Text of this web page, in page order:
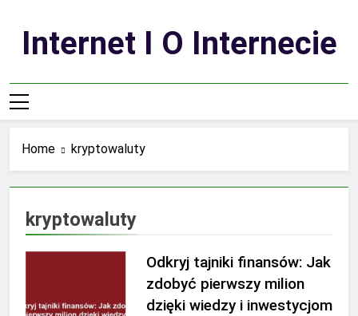
contentInternet I O Internecie
Home kryptowaluty
kryptowaluty
Odkryj tajniki finansów: Jak
zdobyć pierwszy milion
dzięki wiedzy i inwestycjom